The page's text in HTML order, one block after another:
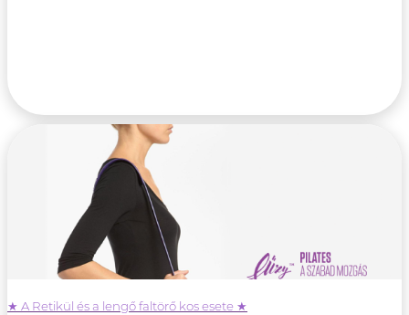
★ A Retikül és a lengő faltörő kos esete ★